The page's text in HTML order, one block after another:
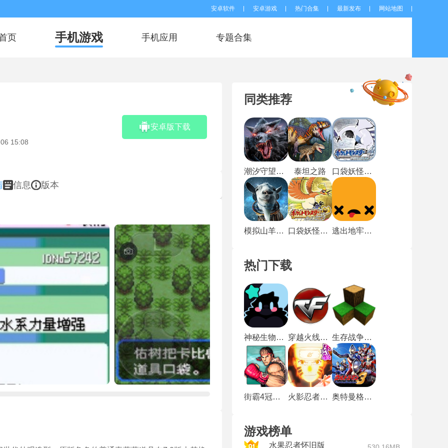
安卓软件 安卓游戏 热门合集 最新发布 网站地图
页 手机游戏 手机应用 专题合集
15:08
安卓版下载
信息 版本
同类推荐
潮汐守望者国际服 泰坦之路 口袋妖怪魂银进化版
模拟山羊太空废物 口袋妖怪心金魂银汉化版 逃出地牢手机版
热门下载
神秘生物公园最新版 穿越火线单机版 生存战争野人岛
街霸4冠军版 火影忍者体验服 奥特曼格斗进化3高清汉化版
游戏榜单
水果忍者怀旧版